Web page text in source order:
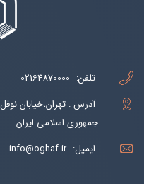
تلفن: 02164870000
آدرس : تهران،خیابان
جمهوری اسلامی ایران
ایمیل: info@oghaf.ir